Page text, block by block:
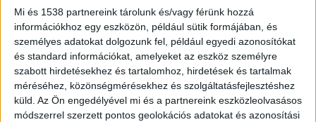
Mi és 1538 partnereink tárolunk és/vagy férünk hozzá
információkhoz egy eszközön, például sütik formájában, és
személyes adatokat dolgozunk fel, például egyedi azonosítókat
és standard információkat, amelyeket az eszköz személyre
szabott hirdetésekhez és tartalomhoz, hirdetések és tartalmak
méréséhez, közönségmérésekhez és szolgáltatásfejlesztéshez
küld. Az Ön engedélyével mi és a partnereink eszközleolvasásos
módszerrel szerzett pontos geolokációs adatokat és azonosítási